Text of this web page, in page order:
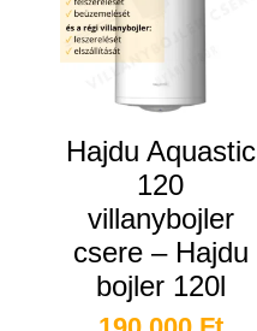
Hajdu Aquastic
120
villanybojler
csere – Hajdu
bojler 120l